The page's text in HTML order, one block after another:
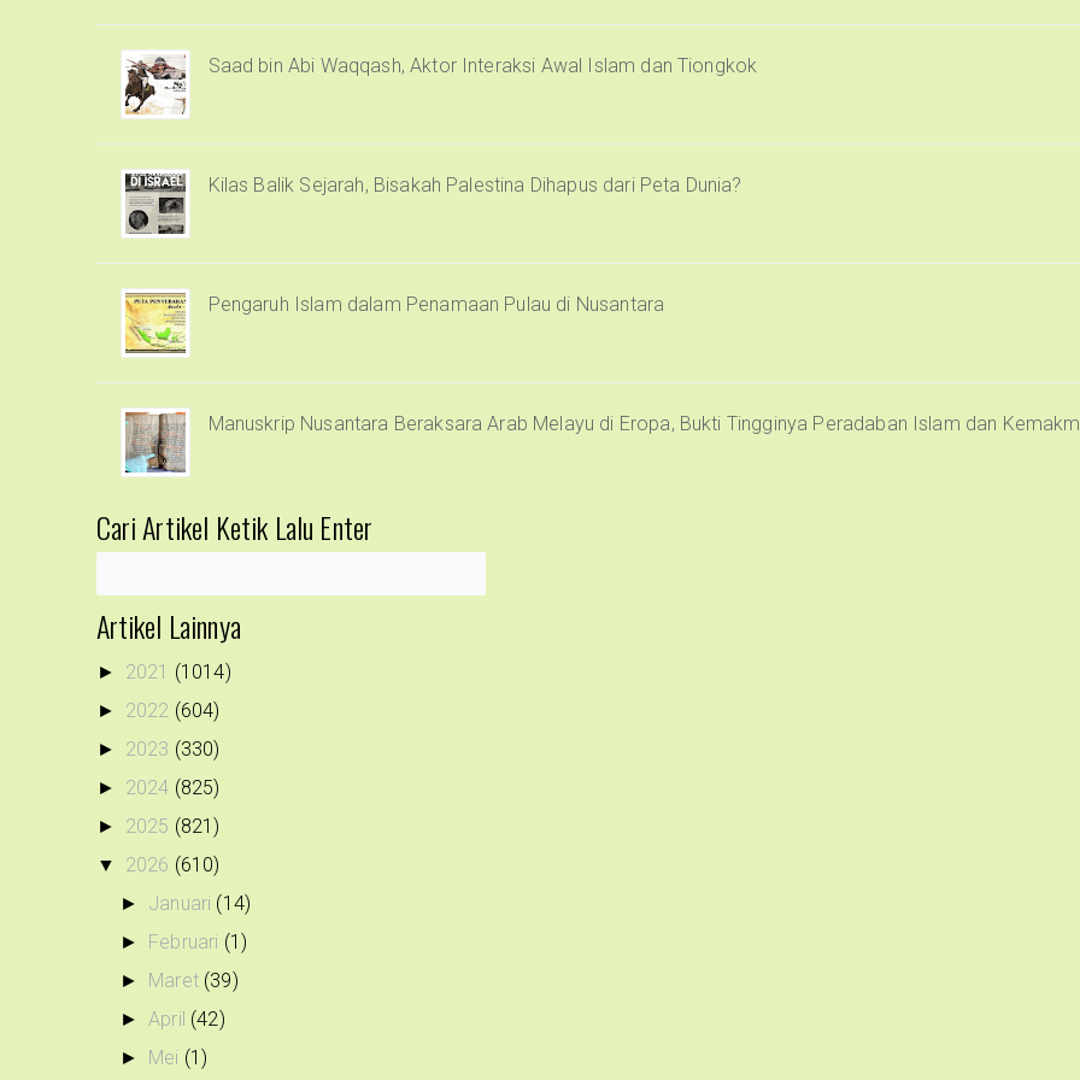
Saad bin Abi Waqqash, Aktor Interaksi Awal Islam dan Tiongkok
Kilas Balik Sejarah, Bisakah Palestina Dihapus dari Peta Dunia?
Pengaruh Islam dalam Penamaan Pulau di Nusantara
Manuskrip Nusantara Beraksara Arab Melayu di Eropa, Bukti Tingginya Peradaban Islam dan
Cari Artikel Ketik Lalu Enter
Artikel Lainnya
► 2021 (1014)
► 2022 (604)
► 2023 (330)
► 2024 (825)
► 2025 (821)
▼ 2026 (610)
► Januari (14)
► Februari (1)
► Maret (39)
► April (42)
► Mei (1)